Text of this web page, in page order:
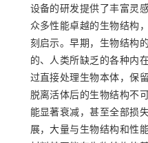
设备的研发提供了丰富灵
众多性能卓越的生物结构
刻启示。早期，生物结构
的、人类所缺乏的各种内
过直接处理生物本体，保
脱离活体后的生物结构不
能显著衰减，甚至全部损
展，大量与生物结构和性